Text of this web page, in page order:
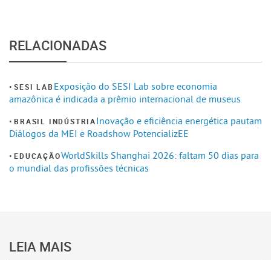
RELACIONADAS
SESI LAB Exposição do SESI Lab sobre economia
amazônica é indicada a prêmio internacional de museus
BRASIL INDÚSTRIAInovação e eficiência energética pautam
Diálogos da MEI e Roadshow PotencializEE
EDUCAÇÃOWorldSkills Shanghai 2026: faltam 50 dias para
o mundial das profissões técnicas
LEIA MAIS